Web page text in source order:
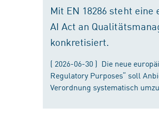
Mit EN 18286 steht
AI Act an
konkretisiert.
( 2026-06-30 ) Die neue
Regulatory Purposes“ soll
Verordnung systematisch